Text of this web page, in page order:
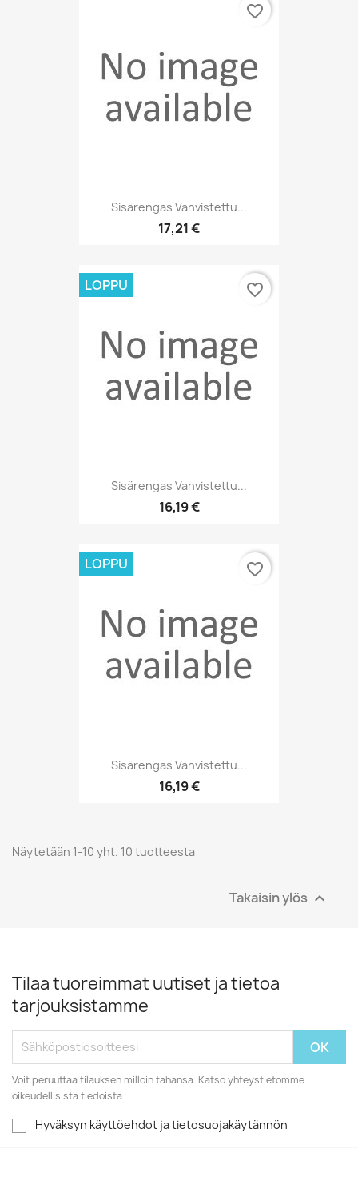
Sisärengas Vahvistettu...
17,21 €
favorite_border
Sisärengas Vahvistettu...
16,19 €
LOPPU favorite_border
Sisärengas Vahvistettu...
16,19 €
LOPPU favorite_border
Näytetään 1-10 yht. 10 tuotteesta
Takaisin ylös 
Tilaa tuoreimmat uutiset ja tietoa
tarjouksistamme
Voit peruuttaa tilauksen milloin tahansa. Katso yhteystietomme
oikeudellisista tiedoista.
Hyväksyn käyttöehdot ja tietosuojakäytännön